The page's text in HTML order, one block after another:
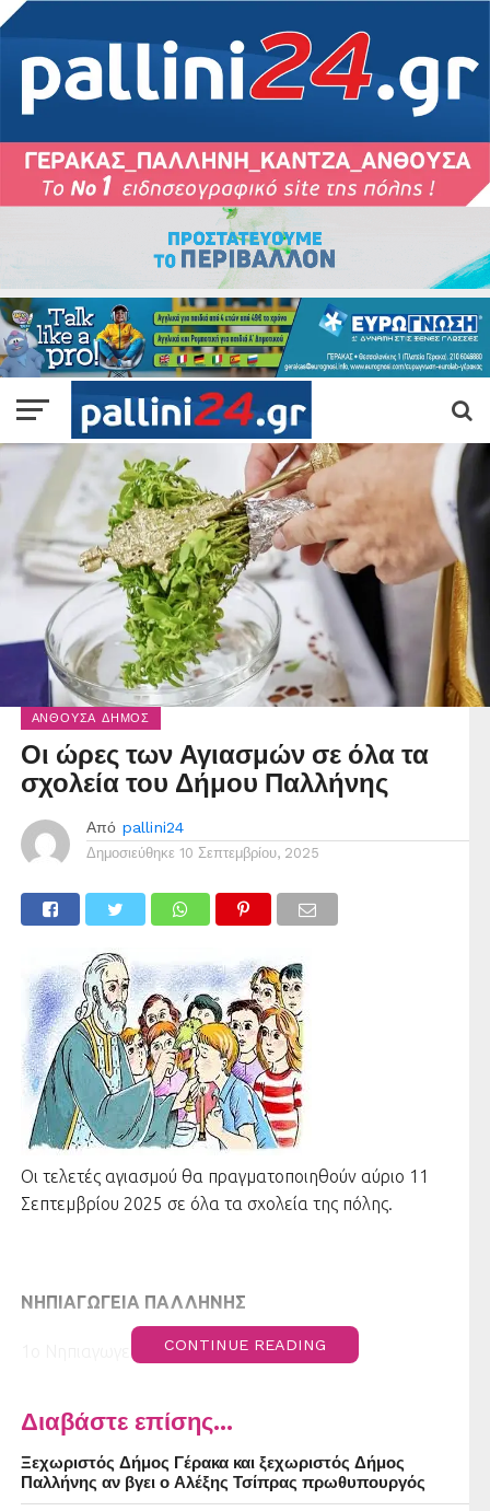
ΑΝΘΟΎΣΑ ΔΉΜΟΣ
Οι ώρες των Αγιασμών σε όλα τα
σχολεία του Δήμου Παλλήνης
Από pallini24
Δημοσιεύθηκε 10 Σεπτεμβρίου, 2025
Οι τελετές αγιασμού θα πραγματοποιηθούν αύριο 11
Σεπτεμβρίου 2025 σε όλα τα σχολεία της πόλης.
ΝΗΠΙΑΓΩΓΕΙΑ ΠΑΛΛΗΝΗΣ
1ο Νηπιαγωγείο, ώρα: 09:00
4ο Νηπιαγωγείο, ώρα: 09.45
CONTINUE READING
Διαβάστε επίσης...
Ξεχωριστός Δήμος Γέρακα και ξεχωριστός Δήμος
Παλλήνης αν βγει ο Αλέξης Τσίπρας πρωθυπουργός